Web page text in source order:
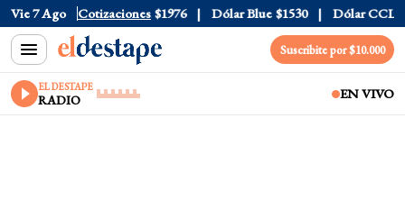
Vie 7 Ago Cotizaciones
Dólar Tarjeta $1976 Dólar Blue $1530 Dólar CCL
Suscribite por $10.000
EL DESTAPE
RADIO EN VIVO